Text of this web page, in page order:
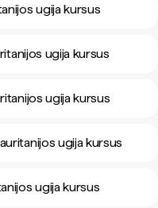
ugija kursus
ugija kursus
ugija kursus
ugija kursus
ugija kursus